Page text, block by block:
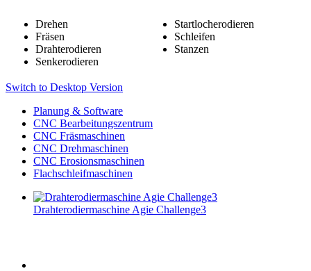
Drehen
Fräsen
Drahterodieren
Senkerodieren
Startlocherodieren
Schleifen
Stanzen
Switch to Desktop Version
Planung & Software
CNC Bearbeitungszentrum
CNC Fräsmaschinen
CNC Drehmaschinen
CNC Erosionsmaschinen
Flachschleifmaschinen
Drahterodiermaschine Agie Challenge3